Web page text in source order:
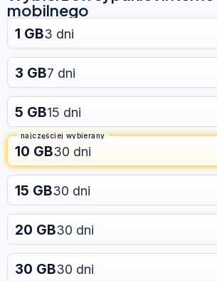
mobilnego
1 GB3 dni
3 GB7 dni
5 GB15 dni
najczęściej wybierany
10 GB30 dni
15 GB30 dni
20 GB30 dni
30 GB30 dni